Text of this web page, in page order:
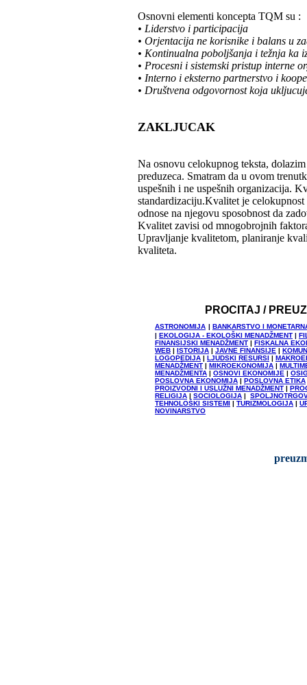
Osnovni elementi koncepta TQM su :
• Liderstvo i participacija
• Orjentacija ne korisnike i balans u
• Kontinualna poboljšanja i težnja ka
• Procesni i sistemski pristup interne
• Interno i eksterno partnerstvo i
• Društvena odgovornost koja
ZAKLJUCAK
Na osnovu celokupnog teksta,
preduzeca. Smatram da u ovom
uspešnih i ne uspešnih organizacija.
standardizaciju.Kvalitet je
odnose na njegovu sposobnost da
Kvalitet zavisi od mnogobrojnih
Upravljanje kvalitetom, planiranje
kvaliteta.
PROCITAJ /
ASTRONOMIJA
BANKARSTVO I
EKOLOGIJA - EKOLOŠKI MENADŽMENT
FINANSIJSKI MENADŽMENT
FISKALNA
WEB
ISTORIJA JAVNE FINANSIJE
LOGOPEDIJA
LJUDSKI RESURSI
MENADŽMENT
MIKROEKONOMIJA
MENADŽMENTA
OSNOVI EKONOMIJE
POSLOVNA EKONOMIJA
POSLOVNA ETIKA
PROIZVODNI I USLUŽNI MENADŽMENT
RELIGIJA
SOCIOLOGIJA
TEHNOLOŠKI SISTEMI
TURIZMOLOGIJA
NOVINARSTVO